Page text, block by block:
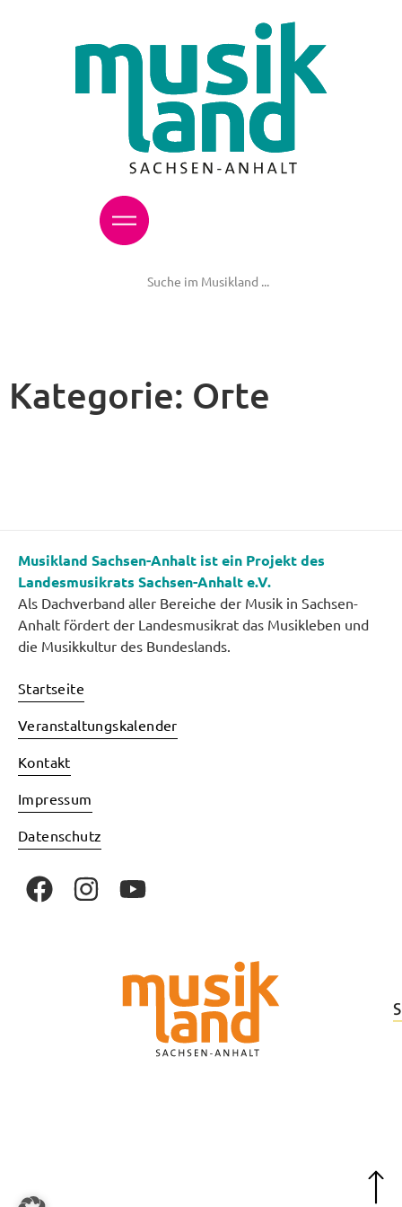
Kategorie: Orte
Musikland Sachsen-Anhalt ist ein Projekt des
Landesmusikrats Sachsen-Anhalt e.V.
Als Dachverband aller Bereiche der Musik in Sachsen-
Anhalt fördert der Landesmusikrat das Musikleben und
die Musikkultur des Bundeslands.
Startseite
Veranstaltungskalender
Kontakt
Impressum
Datenschutz